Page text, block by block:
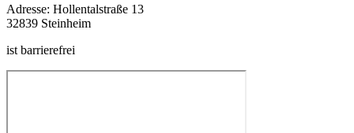
Adresse: Hollentalstraße 13
32839 Steinheim
ist barrierefrei